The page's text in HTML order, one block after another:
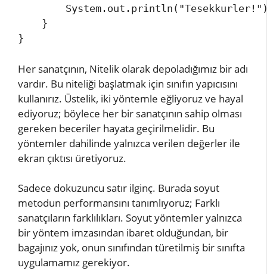
    }
}
Her sanatçının, Nitelik olarak depoladığımız bir adı
vardır. Bu niteliği başlatmak için sınıfın yapıcısını
kullanırız. Üstelik, iki yöntemle eğliyoruz ve hayal
ediyoruz; böylece her bir sanatçının sahip olması
gereken beceriler hayata geçirilmelidir. Bu
yöntemler dahilinde yalnızca verilen değerler ile
ekran çıktısı üretiyoruz.
Sadece dokuzuncu satır ilginç. Burada soyut
metodun performansını tanımlıyoruz; Farklı
sanatçıların farklılıkları. Soyut yöntemler yalnızca
bir yöntem imzasından ibaret olduğundan, bir
bagajınız yok, onun sınıfından türetilmiş bir sınıfta
uygulamamız gerekiyor.